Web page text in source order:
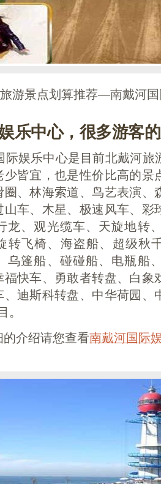
游景点划算推荐—南戴河
乐中心，很多游客
乐中心是目前北戴河旅
少皆宜，也是性价比高的景
圈、林海索道、鸟艺表演、
山车、木星、极速风车、彩
龙、观光缆车、天旋地转
转飞椅、海盗船、超级秋
乌篷船、碰碰船、电瓶船
快车、勇敢者转盘、白象
、迪斯科转盘、中华荷园、
绍请您查看南戴河国际